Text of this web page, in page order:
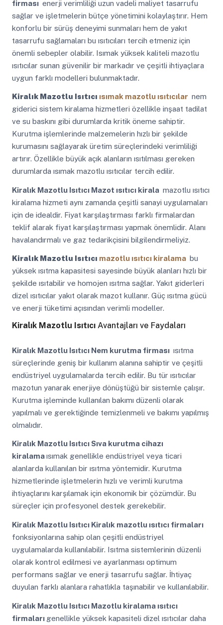
firması enerji verimliliği uzun vadeli maliyet tasarrufu
sağlar ve işletmelerin bütçe yönetimini kolaylaştırır. Hem
konforlu bir sürüş deneyimi sunmaları hem de yakıt
tasarrufu sağlamaları bu ısıtıcıları tercih etmeniz için
önemli sebepler olabilir. Isımak yüksek kaliteli mazotlu
ısıtıcılar sunan güvenilir bir markadır ve çeşitli ihtiyaçlara
uygun farklı modelleri bulunmaktadır.
Kiralık Mazotlu Isıtıcı ısımak mazotlu ısıtıcılar nem
giderici sistem kiralama hizmetleri özellikle inşaat tadilat
ve su baskını gibi durumlarda kritik öneme sahiptir.
Kurutma işlemlerinde malzemelerin hızlı bir şekilde
kurumasını sağlayarak üretim süreçlerindeki verimliliği
artırır. Özellikle büyük açık alanların ısıtılması gereken
durumlarda ısımak mazotlu ısıtıcılar tercih edilir.
Kiralık Mazotlu IsıtıcıMazot ısıtıcı kirala mazotlu ısıtıcı
kiralama hizmeti aynı zamanda çeşitli sanayi uygulamaları
için de idealdir. Fiyat karşılaştırması farklı firmalardan
teklif alarak fiyat karşılaştırması yapmak önemlidir. Alanı
havalandırmalı ve gaz tedarikçisini bilgilendirmeliyiz.
Kiralık Mazotlu Isıtıcı mazotlu ısıtıcı kiralama bu
yüksek ısıtma kapasitesi sayesinde büyük alanları hızlı bir
şekilde ısıtabilir ve homojen ısıtma sağlar. Yakıt giderleri
dizel ısıtıcılar yakıt olarak mazot kullanır. Güç ısıtma gücü
ve enerji tüketimi açısından verimli modeller.
Kiralık Mazotlu IsıtıcıAvantajları ve Faydaları
Kiralık Mazotlu IsıtıcıNem kurutma firması ısıtma
süreçlerinde geniş bir kullanım alanına sahiptir ve çeşitli
endüstriyel uygulamalarda tercih edilir. Bu tür ısıtıcılar
mazotun yanarak enerjiye dönüştüğü bir sistemle çalışır.
Kurutma işleminde kullanılan bakımı düzenli olarak
yapılmalı ve gerektiğinde temizlenmeli ve bakımı yapılmış
olmalıdır.
Kiralık Mazotlu IsıtıcıSıva kurutma cihazı
kiralamaısımak genellikle endüstriyel veya ticari
alanlarda kullanılan bir ısıtma yöntemidir. Kurutma
hizmetlerinde işletmelerin hızlı ve verimli kurutma
ihtiyaçlarını karşılamak için ekonomik bir çözümdür. Bu
süreçler için profesyonel destek gerekebilir.
Kiralık Mazotlu IsıtıcıKiralık mazotlu ısıtıcı firmaları
fonksiyonlarına sahip olan çeşitli endüstriyel
uygulamalarda kullanılabilir. Isıtma sistemlerinin düzenli
olarak kontrol edilmesi ve ayarlanması optimum
performans sağlar ve enerji tasarrufu sağlar. İhtiyaç
duyulan farklı alanlara rahatlıkla taşınabilir ve kullanılabilir.
Kiralık Mazotlu IsıtıcıMazotlu kiralama ısıtıcı
firmaları genellikle yüksek kapasiteli dizel ısıtıcılar daha